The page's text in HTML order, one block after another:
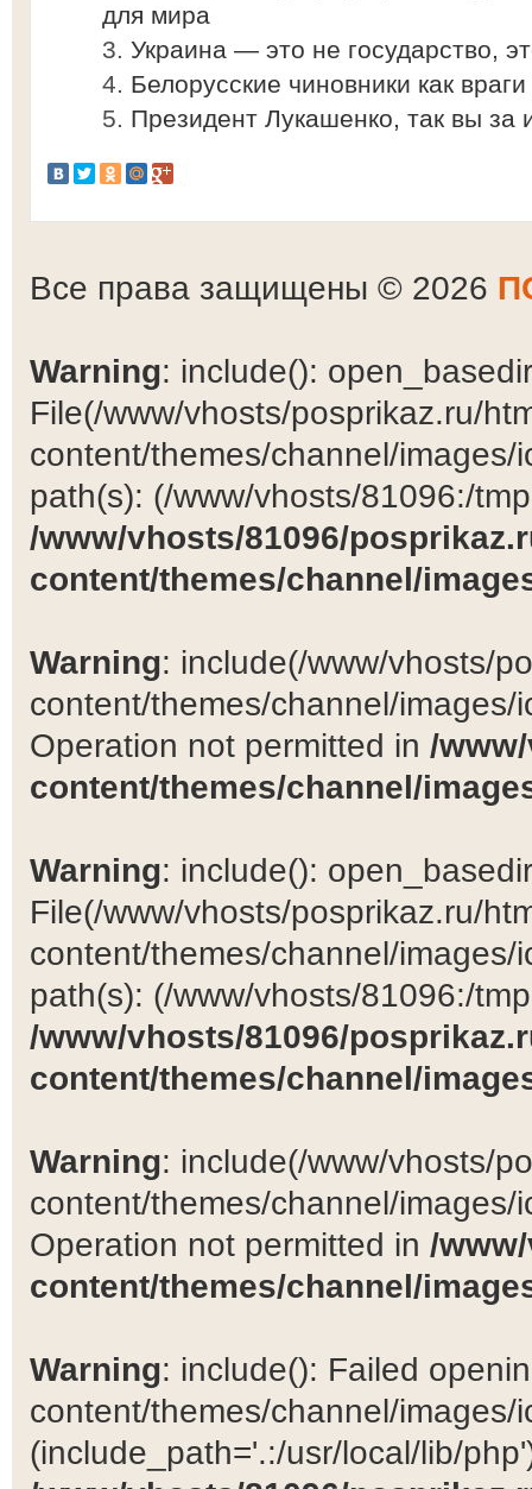
для мира
Украина — это не государство,
Белорусские чиновники как
Президент Лукашенко, так вы за
Все права защищены © 2026
Warning: include():
File(/www/vhosts/posprikaz.ru/
content/themes/channel/
path(s): (/www/vhosts/81096:/
/www/vhosts/81096/
content/themes/channel/
Warning: include(/www/vhosts/
content/themes/channel/
Operation not permitted in /
content/themes/channel/
Warning: include():
File(/www/vhosts/posprikaz.ru/
content/themes/channel/
path(s): (/www/vhosts/81096:/
/www/vhosts/81096/
content/themes/channel/
Warning: include(/www/vhosts/
content/themes/channel/
Operation not permitted in /
content/themes/channel/
Warning: include(): Failed
content/themes/channel/images/
(include_path='.:/usr/local/lib/